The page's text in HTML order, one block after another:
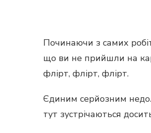
Починаючи з самих
що ви не прийшли на
флірт, флірт, флірт.
Єдиним серйозним
тут зустрічаються